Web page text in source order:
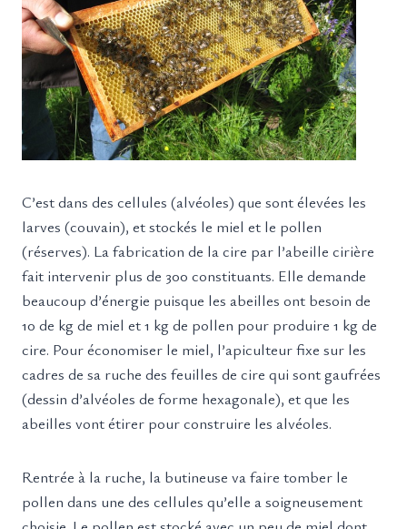
C’est dans des cellules (alvéoles) que sont élevées les
larves (couvain), et stockés le miel et le pollen
(réserves). La fabrication de la cire par l’abeille cirière
fait intervenir plus de 300 constituants. Elle demande
beaucoup d’énergie puisque les abeilles ont besoin de
10 de kg de miel et 1 kg de pollen pour produire 1 kg de
cire. Pour économiser le miel, l’apiculteur fixe sur les
cadres de sa ruche des feuilles de cire qui sont gaufrées
(dessin d’alvéoles de forme hexagonale), et que les
abeilles vont étirer pour construire les alvéoles.
Rentrée à la ruche, la butineuse va faire tomber le
pollen dans une des cellules qu’elle a soigneusement